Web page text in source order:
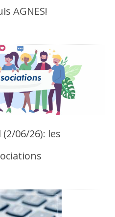
AGNES!
06/26): les